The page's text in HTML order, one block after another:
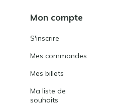
Mon compte
S'inscrire
Mes commandes
Mes billets
Ma liste de
souhaits